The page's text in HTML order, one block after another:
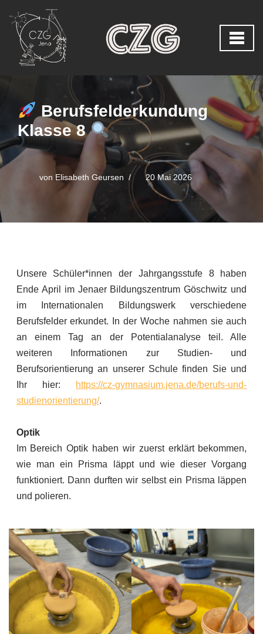
Zum
Inhalt
springen
Berufsfelderkundung
Klasse 8
von Elisabeth Geursen 20 Mai 2026
Unsere Schüler*innen der Jahrgangsstufe 8 haben
Ende April im Jenaer Bildungszentrum Göschwitz und
im Internationalen Bildungswerk verschiedene
Berufsfelder erkundet. In der Woche nahmen sie auch
an einem Tag an der Potentialanalyse teil. Alle
weiteren Informationen zur Studien- und
Berufsorientierung an unserer Schule finden Sie und
Ihr hier: https://cz-gymnasium.jena.de/berufs-und-
studienorientierung/.
Optik
Im Bereich Optik haben wir zuerst erklärt bekommen,
wie man ein Prisma läppt und wie dieser Vorgang
funktioniert. Dann durften wir selbst ein Prisma läppen
und polieren.